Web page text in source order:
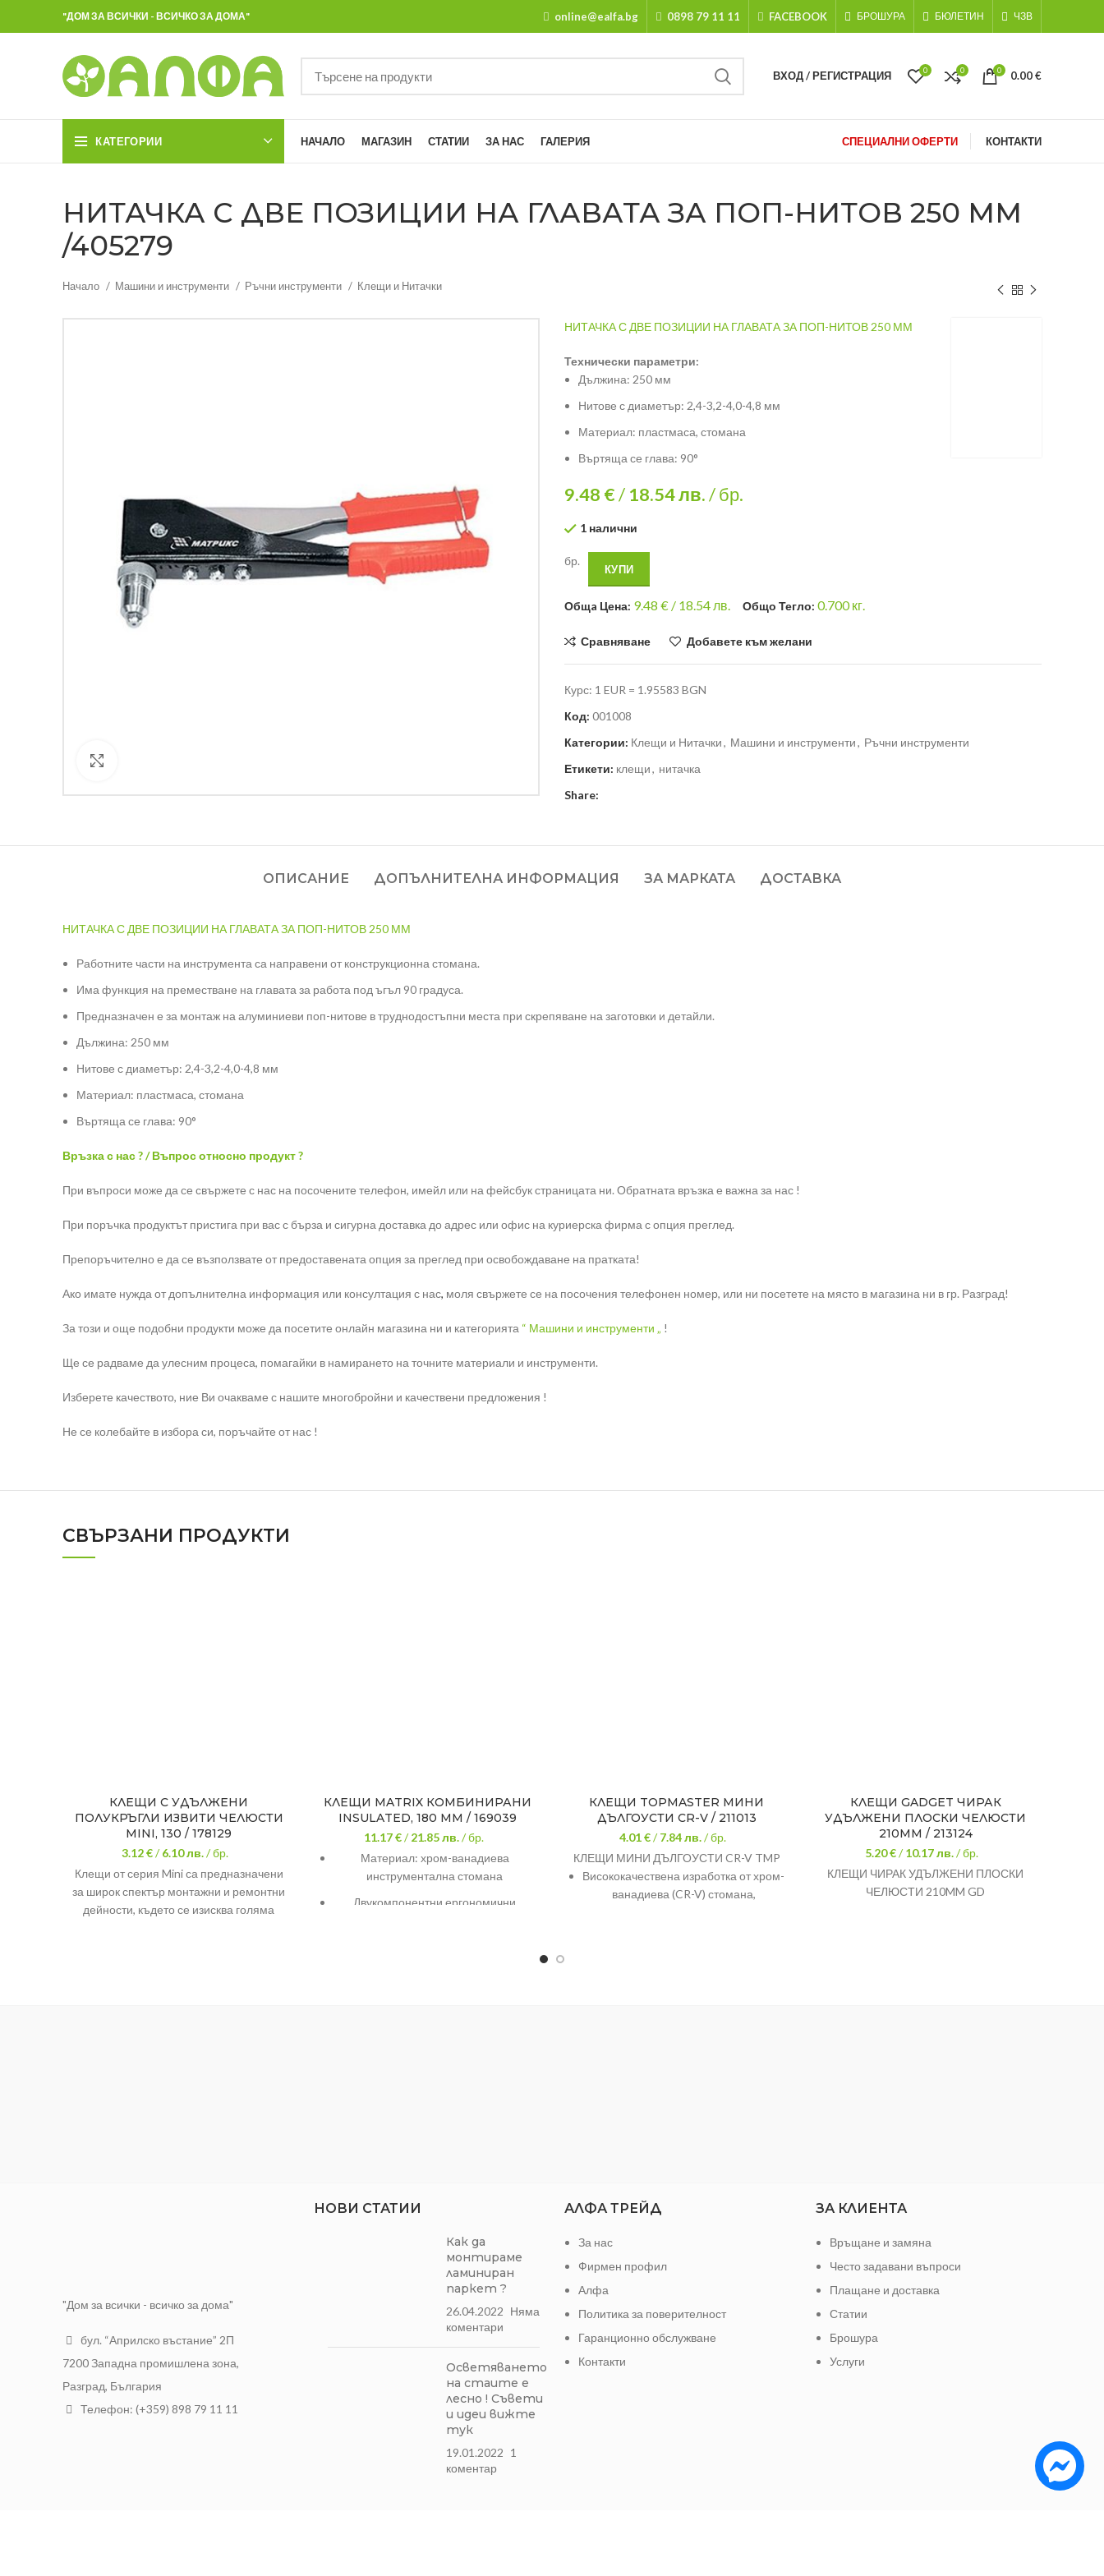
"ДОМ ЗА ВСИЧКИ - ВСИЧКО ЗА ДОМА" online@ealfa.bg 0898 79 11 11 FACEBOOK БРОШУРА БЮЛЕТИН ЧЗВ
ВХОД / РЕГИСТРАЦИЯ 0 0 0 0.00€
КАТЕГОРИИ НАЧАЛО МАГАЗИН СТАТИИ ЗА НАС ГАЛЕРИЯ СПЕЦИАЛНИ ОФЕРТИ КОНТАКТИ
НИТАЧКА С ДВЕ ПОЗИЦИИ НА ГЛАВАТА ЗА ПОП-НИТОВ 250 ММ
/405279
Начало Машини и инструменти Ръчни инструменти Клещи и Нитачки
НИТАЧКА С ДВЕ ПОЗИЦИИ НА ГЛАВАТА ЗА ПОП-НИТОВ 250 ММ
Технически параметри:
Дължина: 250 мм
Нитове с диаметър: 2,4-3,2-4,0-4,8 мм
Материал: пластмаса, стомана
Въртяща се глава: 90°
9.48 €/ 18.54лв./ бр.
1 налични
бр.
КУПИ
Общa Цена: 9.48 € / 18.54 лв. Общо Тегло: 0.700кг.
Сравняване Добавете към желани
Курс: 1 EUR = 1.95583 BGN
Код: 001008
Категории: Клещи и Нитачки, Машини и инструменти, Ръчни инструменти
Етикети: клещи, нитачка
Share:
ОПИСАНИЕ ДОПЪЛНИТЕЛНА ИНФОРМАЦИЯ ЗА МАРКАТА ДОСТАВКА
НИТАЧКА С ДВЕ ПОЗИЦИИ НА ГЛАВАТА ЗА ПОП-НИТОВ 250 ММ
Работните части на инструмента са направени от конструкционна стомана.
Има функция на преместване на главата за работа под ъгъл 90 градуса.
Предназначен е за монтаж на алуминиеви поп-нитове в труднодостъпни места при скрепяване на заготовки и детайли.
Дължина: 250 мм
Нитове с диаметър: 2,4-3,2-4,0-4,8 мм
Материал: пластмаса, стомана
Въртяща се глава: 90°
Връзка с нас ? / Въпрос относно продукт ?
При въпроси може да се свържете с нас на посочените телефон, имейл или на фейсбук страницата ни. Обратната връзка е важна за нас !
При поръчка продуктът пристига при вас с бърза и сигурна доставка до адрес или офис на куриерска фирма с опция преглед.
Препоръчително е да се възползвате от предоставената опция за преглед при освобождаване на пратката!
Ако имате нужда от допълнителна информация или консултация с нас, моля свържете се на посочения телефонен номер, или ни посетете на място в магазина ни в гр. Разград!
За този и още подобни продукти може да посетите онлайн магазина ни и категорията “ Машини и инструменти „ !
Ще се радваме да улесним процеса, помагайки в намирането на точните материали и инструменти.
Изберете качеството, ние Ви очакваме с нашите многобройни и качествени предложения !
Не се колебайте в избора си, поръчайте от нас !
СВЪРЗАНИ ПРОДУКТИ
КЛЕЩИ С УДЪЛЖЕНИ
ПОЛУКРЪГЛИ ИЗВИТИ ЧЕЛЮСТИ
MINI, 130 / 178129
3.12 €/6.10лв. / бр.
Клещи от серия Mini са предназначени
за широк спектър монтажни и ремонтни
дейности, където се изисква голяма
КЛЕЩИ MATRIX КОМБИНИРАНИ
INSULATED, 180 ММ / 169039
11.17 €/21.85лв. / бр.
Материал: хром-ванадиева
инструментална стомана
Двукомпонентни ергономични
КЛЕЩИ TOPMASTER МИНИ
ДЪЛГОУСТИ CR-V / 211013
4.01 €/7.84лв. / бр.
КЛЕЩИ МИНИ ДЪЛГОУСТИ CR-V TMP
Висококачествена изработка от хром-
ванадиева (CR-V) стомана,
КЛЕЩИ GADGET ЧИРАК
УДЪЛЖЕНИ ПЛОСКИ ЧЕЛЮСТИ
210MM / 213124
5.20 €/10.17лв. / бр.
КЛЕЩИ ЧИРАК УДЪЛЖЕНИ ПЛОСКИ
ЧЕЛЮСТИ 210MM GD
"Дом за всички - всичко за дома"
бул. “Априлско въстание” 2П
7200 Западна промишлена зона,
Разград, България
Телефон: (+359) 898 79 11 11
НОВИ СТАТИИ
Как да
монтираме
ламиниран
паркет ?
26.04.2022 Няма
коментари
Осветяването
на стаите е
лесно ! Съвети
и идеи вижте
тук
19.01.2022 1
коментар
АЛФА ТРЕЙД
За нас
Фирмен профил
Алфа
Политика за поверителност
Гаранционно обслужване
Контакти
ЗА КЛИЕНТА
Връщане и замяна
Често задавани въпроси
Плащане и доставка
Статии
Брошура
Услуги